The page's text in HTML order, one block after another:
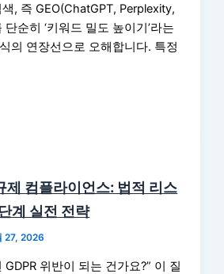
, 즉 GEO(ChatGPT, Perplexity,
순히 ‘키워드 밀도 높이기’라는
의 연장선으로 오해합니다. 특정
제 컴플라이언스: 법적 리스
계 실전 전략
27, 2026
GDPR 위반이 되는 건가요?” 이 질